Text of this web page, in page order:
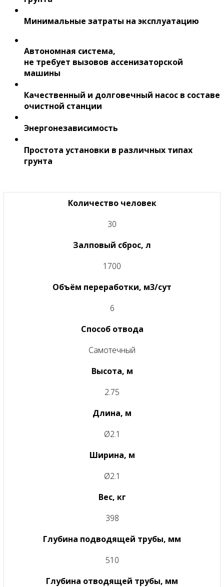
Минимальные затраты на эксплуатацию
Автономная система,
не требует вызовов ассенизаторской
машины
Качественный и долговечный насос в составе
очистной станции
Энергонезависимость
Простота установки в различных типах
грунта
Количество человек
30
Залповый сброс, л
1700
Объём переработки, м3/сут
6
Способ отвода
Самотечный
Высота, м
2.75
Длина, м
Ø2.1
Ширина, м
Ø2.1
Вес, кг
398
Глубина подводящей трубы, мм
510
Глубина отводящей трубы, мм